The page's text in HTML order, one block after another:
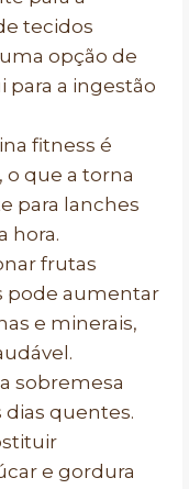
tecidos
opção de
a ingestão
fitness é
o que a torna
para lanches
hora.
frutas
pode aumentar
e minerais,
sobremesa
dias quentes.
e gordura